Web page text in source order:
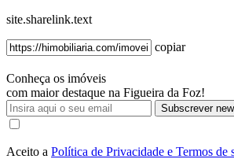
site.sharelink.text
copiar
Conheça os imóveis
com maior destaque na Figueira da Foz!
Subscrever
Aceito a Política de Privacidade e Termos de